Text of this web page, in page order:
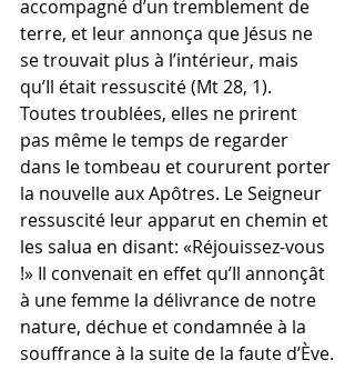
accompagné d’un tremblement de
terre, et leur annonça que Jésus ne
se trouvait plus à l’intérieur, mais
qu’Il était ressuscité (Mt 28, 1).
Toutes troublées, elles ne prirent
pas même le temps de regarder
dans le tombeau et coururent porter
la nouvelle aux Apôtres. Le Seigneur
ressuscité leur apparut en chemin et
les salua en disant: «Réjouissez-vous
!» Il convenait en effet qu’Il annonçât
à une femme la délivrance de notre
nature, déchue et condamnée à la
souffrance à la suite de la faute d’Ève.